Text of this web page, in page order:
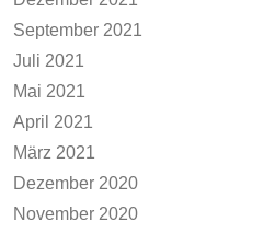
September 2021
Juli 2021
Mai 2021
April 2021
März 2021
Dezember 2020
November 2020